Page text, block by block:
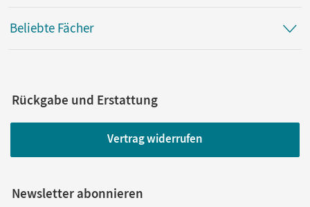
Beliebte Fächer
Rückgabe und Erstattung
Vertrag widerrufen
Newsletter abonnieren